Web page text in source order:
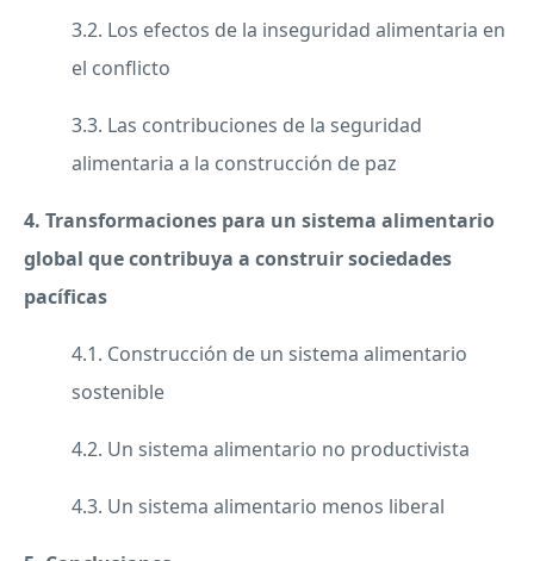
3.2. Los efectos de la inseguridad alimentaria en
el conflicto
3.3. Las contribuciones de la seguridad
alimentaria a la construcción de paz
4. Transformaciones para un sistema alimentario
global que contribuya a construir sociedades
pacíficas
4.1. Construcción de un sistema alimentario
sostenible
4.2. Un sistema alimentario no productivista
4.3. Un sistema alimentario menos liberal